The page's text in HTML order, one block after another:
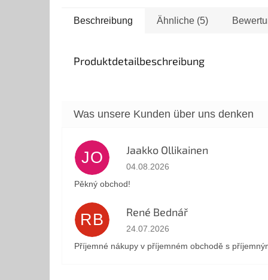
Beschreibung Ähnliche (5)
Produktdetailbeschreibung
JO Jaakko Ollikainen
Die Shop-Bewertung beträgt 5 von 5
04.08.2026
Pěkný obchod!
RB René Bednář
Die Shop-Bewertung beträgt 5 von 5
24.07.2026
Příjemné nákupy v příjemném obchodě s